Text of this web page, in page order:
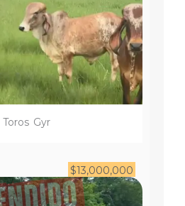
Toros Gyr
$13,000,000